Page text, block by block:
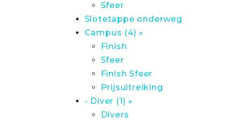
Sfeer
Slotetappe onderweg
Campus (4) »
Finish
Sfeer
Finish Sfeer
Prijsuitreiking
- Diver (1) »
Divers